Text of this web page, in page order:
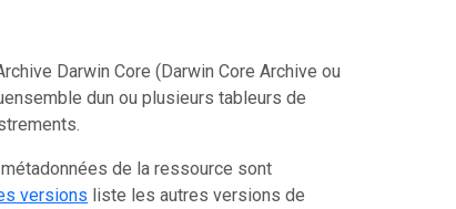
Darwin Core (Darwin Core Archive ou
dun ou plusieurs tableurs de
de la ressource sont
versions liste les autres versions de